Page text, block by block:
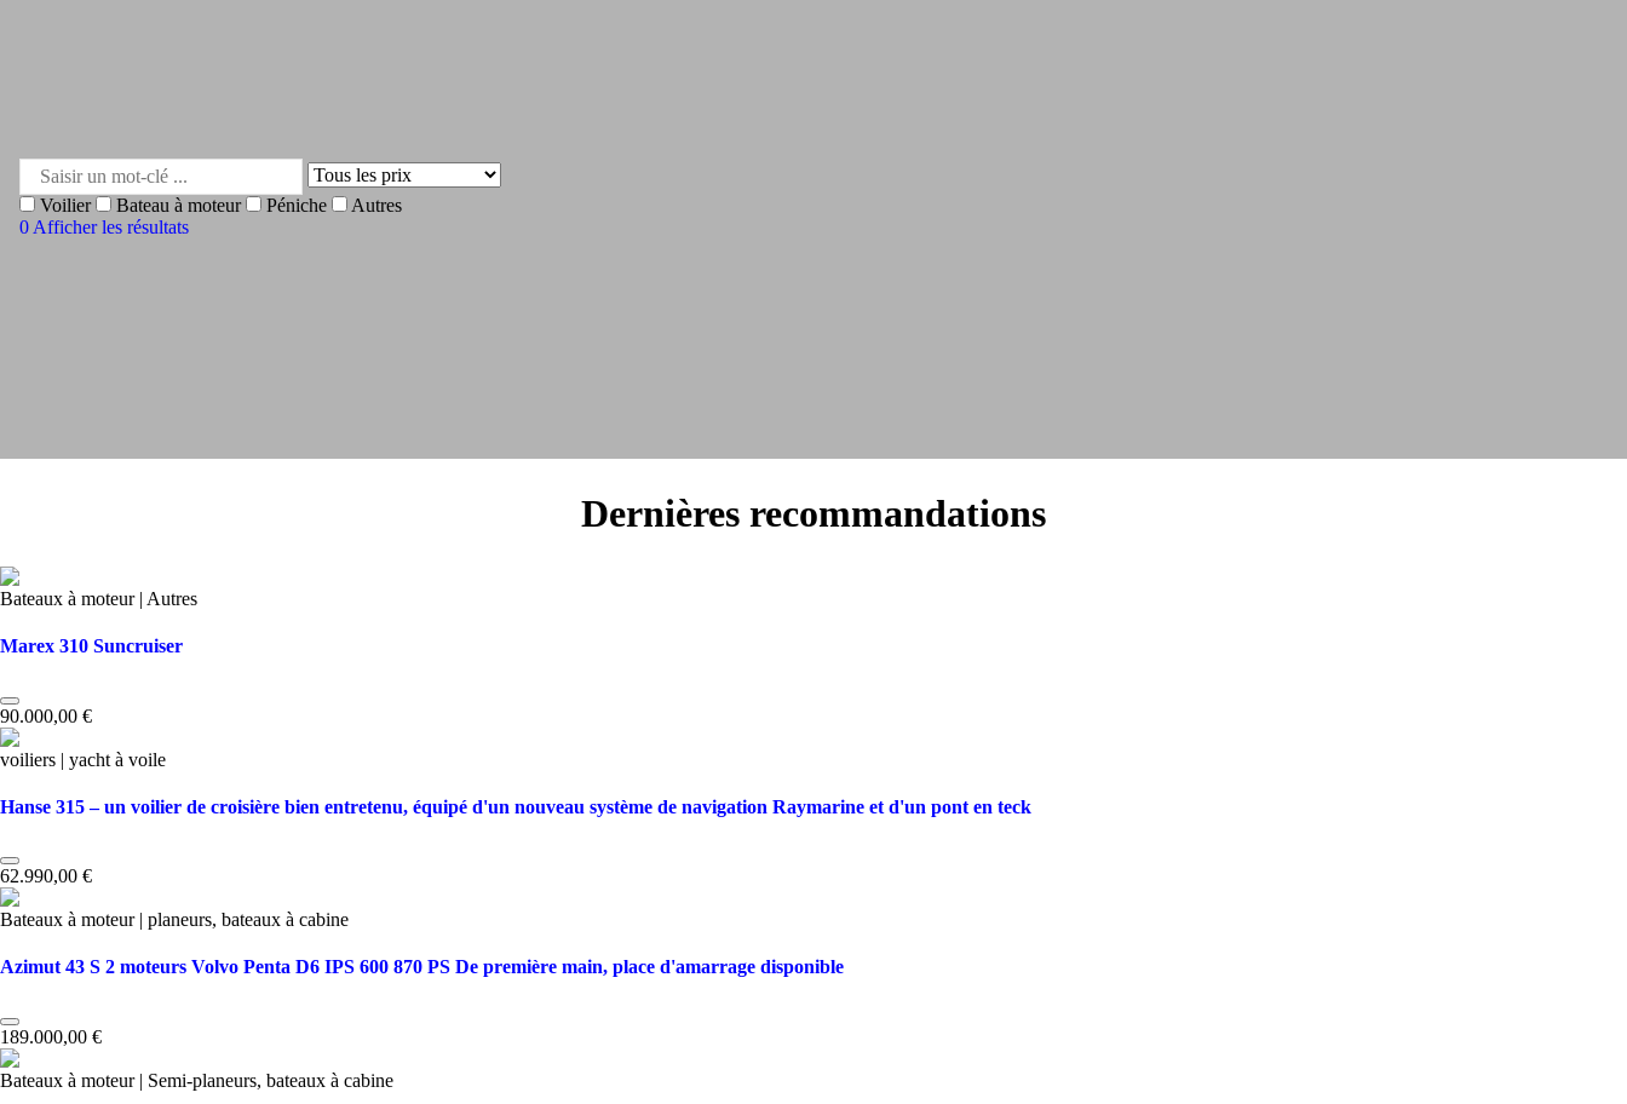
Voilier Bateau à moteur Péniche
Autres
0 Afficher les résultats
Dernières recommandations
Bateaux à moteur | Autres
Marex 310 Suncruiser
90.000,00 €
voiliers | yacht à voile
Hanse 315 – un voilier de croisière bien entretenu, équipé d'un nouveau système de navigation Raymarine et d'un pont en teck
62.990,00 €
Bateaux à moteur | planeurs, bateaux à cabine
Azimut 43 S 2 moteurs Volvo Penta D6 IPS 600 870 PS De première main, place d'amarrage disponible
189.000,00 €
Bateaux à moteur | Semi-planeurs, bateaux à cabine